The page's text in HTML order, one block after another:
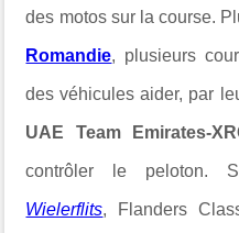
des motos sur la course.
Romandie, plusieurs
des véhicules aider, par
UAE Team Emirates-
contrôler le peloton.
Wielerflits, Flanders